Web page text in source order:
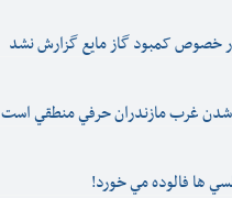
خصوص کمبود گاز مايع گزارش نشد
شدن غرب مازندران حرفي منطقي است
ها فالوده مي خورد!